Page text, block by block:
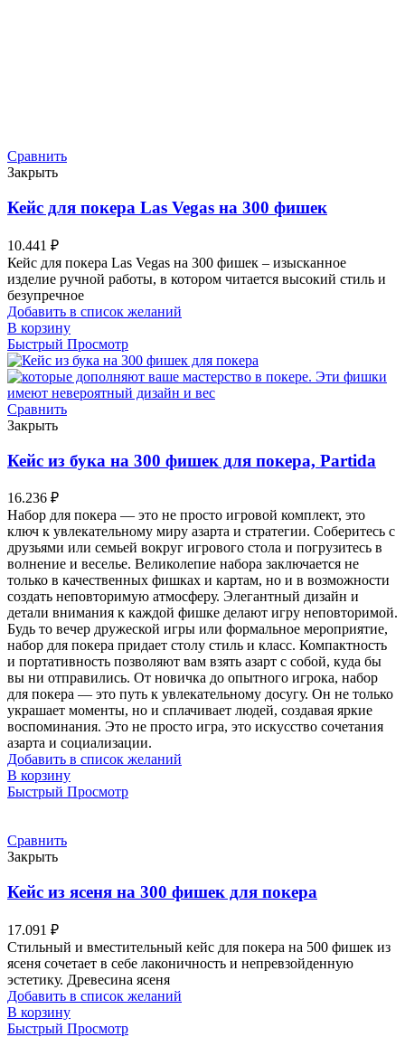
Сравнить
Закрыть
Кейс для покера Las Vegas на 300 фишек
10.441 ₽
Кейс для покера Las Vegas на 300 фишек – изысканное
изделие ручной работы, в котором читается высокий стиль и
безупречное
Добавить в список желаний
В корзину
Быстрый Просмотр
Сравнить
Закрыть
Кейс из бука на 300 фишек для покера, Partida
16.236 ₽
Набор для покера — это не просто игровой комплект, это
ключ к увлекательному миру азарта и стратегии. Соберитесь с
друзьями или семьей вокруг игрового стола и погрузитесь в
волнение и веселье. Великолепие набора заключается не
только в качественных фишках и картам, но и в возможности
создать неповторимую атмосферу. Элегантный дизайн и
детали внимания к каждой фишке делают игру неповторимой.
Будь то вечер дружеской игры или формальное мероприятие,
набор для покера придает столу стиль и класс. Компактность
и портативность позволяют вам взять азарт с собой, куда бы
вы ни отправились. От новичка до опытного игрока, набор
для покера — это путь к увлекательному досугу. Он не только
украшает моменты, но и сплачивает людей, создавая яркие
воспоминания. Это не просто игра, это искусство сочетания
азарта и социализации.
Добавить в список желаний
В корзину
Быстрый Просмотр
Сравнить
Закрыть
Кейс из ясеня на 300 фишек для покера
17.091 ₽
Стильный и вместительный кейс для покера на 500 фишек из
ясеня сочетает в себе лаконичность и непревзойденную
эстетику. Древесина ясеня
Добавить в список желаний
В корзину
Быстрый Просмотр